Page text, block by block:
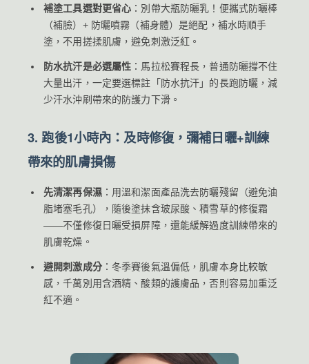
補塗工具選對更省心 ：別帶大瓶防曬乳！便攜式防曬棒
（補臉）+ 防曬噴霧（補身體）是絕配，補水時順手
塗，不用搓揉肌膚，避免刺激泛紅。
防水抗汗是必選屬性 ：馬拉松賽程長，普通防曬撐不住
大量出汗，一定要選標註「防水抗汗」的長跑防曬，減
少汗水沖刷帶來的防護力下滑。
3. 跑後1小時內：及時修復，彌補日曬+訓練
帶來的肌膚損傷
先清潔再保濕：用溫和潔面產品洗去防曬殘留（避免油
脂堵塞毛孔），隨後塗抹含玻尿酸、積雪草的修復霜
——不僅修復日曬受損屏障，還能緩解過度訓練帶來的
肌膚乾燥。
避開刺激成分：冬季賽後氣溫偏低，肌膚本身比較敏
感，千萬別用含酒精、酸類的護膚品，否則容易加重泛
紅不適。